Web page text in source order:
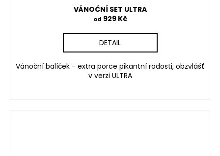
VÁNOČNÍ SET ULTRA
od 929 Kč
DETAIL
Vánoční balíček - extra porce pikantní radosti, obzvlášť
v verzi ULTRA